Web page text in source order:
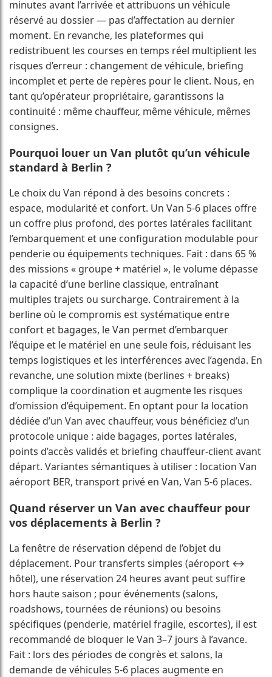
minutes avant l’arrivée et attribuons un véhicule
réservé au dossier — pas d’affectation au dernier
moment. En revanche, les plateformes qui
redistribuent les courses en temps réel multiplient les
risques d’erreur : changement de véhicule, briefing
incomplet et perte de repères pour le client. Nous, en
tant qu’opérateur propriétaire, garantissons la
continuité : même chauffeur, même véhicule, mêmes
consignes.
Pourquoi louer un Van plutôt qu’un véhicule
standard à Berlin ?
Le choix du Van répond à des besoins concrets :
espace, modularité et confort. Un Van 5-6 places offre
un coffre plus profond, des portes latérales facilitant
l’embarquement et une configuration modulable pour
penderie ou équipements techniques. Fait : dans 65 %
des missions « groupe + matériel », le volume dépasse
la capacité d’une berline classique, entraînant
multiples trajets ou surcharge. Contrairement à la
berline où le compromis est systématique entre
confort et bagages, le Van permet d’embarquer
l’équipe et le matériel en une seule fois, réduisant les
temps logistiques et les interférences avec l’agenda. En
revanche, une solution mixte (berlines + breaks)
complique la coordination et augmente les risques
d’omission d’équipement. En optant pour la location
dédiée d’un Van avec chauffeur, vous bénéficiez d’un
protocole unique : aide bagages, portes latérales,
points d’accès validés et briefing chauffeur-client avant
départ. Variantes sémantiques à utiliser : location Van
aéroport BER, transport privé en Van, Van 5-6 places.
Quand réserver un Van avec chauffeur pour
vos déplacements à Berlin ?
La fenêtre de réservation dépend de l’objet du
déplacement. Pour transferts simples (aéroport ↔
hôtel), une réservation 24 heures avant peut suffire
hors haute saison ; pour événements (salons,
roadshows, tournées de réunions) ou besoins
spécifiques (penderie, matériel fragile, escortes), il est
recommandé de bloquer le Van 3–7 jours à l’avance.
Fait : lors des périodes de congrès et salons, la
demande de véhicules 5-6 places augmente en